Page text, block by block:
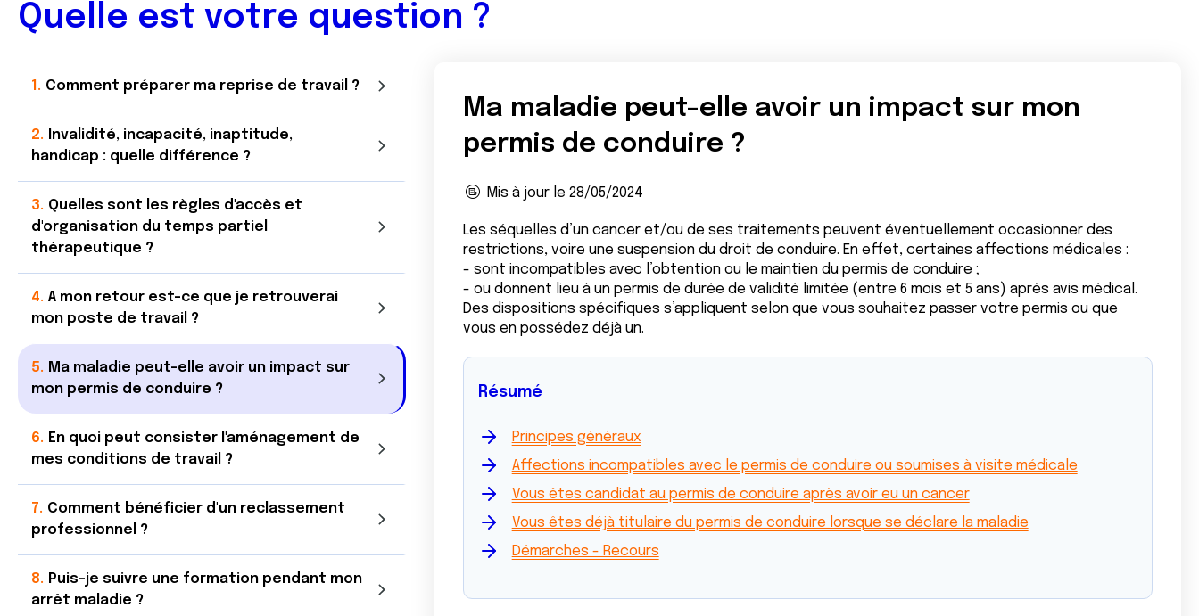
Quelle est votre question ?
Comment préparer ma reprise de travail ?
Invalidité, incapacité, inaptitude,
handicap : quelle différence ?
Quelles sont les règles d'accès et
d'organisation du temps partiel
thérapeutique ?
A mon retour est-ce que je retrouverai
mon poste de travail ?
Ma maladie peut-elle avoir un impact sur
mon permis de conduire ?
En quoi peut consister l'aménagement de
mes conditions de travail ?
Comment bénéficier d'un reclassement
professionnel ?
Puis-je suivre une formation pendant mon
arrêt maladie ?
Ma maladie peut-elle avoir un impact sur mon
permis de conduire ?
Mis à jour le 28/05/2024
Les séquelles d’un cancer et/ou de ses traitements peuvent éventuellement occasionner des
restrictions, voire une suspension du droit de conduire. En effet, certaines affections médicales :
- sont incompatibles avec l’obtention ou le maintien du permis de conduire ;
- ou donnent lieu à un permis de durée de validité limitée (entre 6 mois et 5 ans) après avis médical.
Des dispositions spécifiques s’appliquent selon que vous souhaitez passer votre permis ou que
vous en possédez déjà un.
Résumé
Principes généraux
Affections incompatibles avec le permis de conduire ou soumises à visite médicale
Vous êtes candidat au permis de conduire après avoir eu un cancer
Vous êtes déjà titulaire du permis de conduire lorsque se déclare la maladie
Démarches - Recours